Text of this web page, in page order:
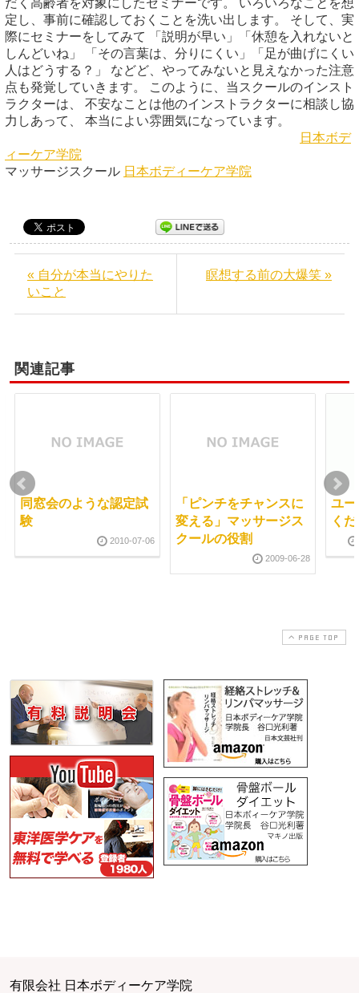
だく高齢者を対象にしたセミナーです。 いろいろなことを想
定し、事前に確認しておくことを洗い出します。 そして、実
際にセミナーをしてみて 「説明が早い」「休憩を入れないと
しんどいね」 「その言葉は、分りにくい」「足が曲げにくい
人はどうする？」 などど、やってみないと見えなかった注意
点も発覚していきます。 このように、当スクールのインスト
ラクターは、 不安なことは他のインストラクターに相談し協
力しあって、 本当によい雰囲気になっています。
日本ボデ
ィーケア学院
マッサージスクール 日本ボディーケア学院
« 自分が本当にやりた
いこと
瞑想する前の大爆笑 »
関連記事
同窓会のような認定試
験
2010-07-06
「ピンチをチャンスに
変える」マッサージス
クールの役割
2009-06-28
ユ
く
PAGE TOP
有限会社 日本ボディーケア学院